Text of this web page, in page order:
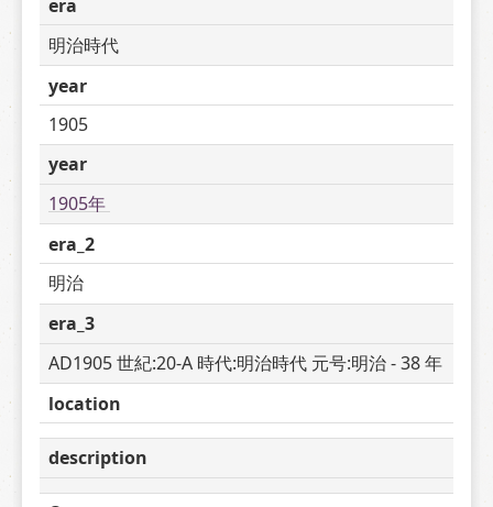
era
明治時代
year
1905
year
1905年
era_2
明治
era_3
AD1905 世紀:20-A 時代:明治時代 元号:明治 - 38 年
location
description